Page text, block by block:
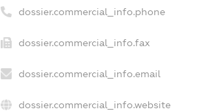
dossier.commercial_info.phone
dossier.commercial_info.fax
dossier.commercial_info.email
dossier.commercial_info.website